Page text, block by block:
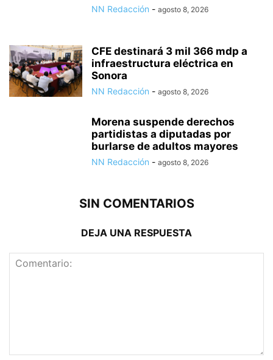
NN Redacción - agosto 8, 2026
CFE destinará 3 mil 366 mdp a
infraestructura eléctrica en
Sonora
NN Redacción - agosto 8, 2026
Morena suspende derechos
partidistas a diputadas por
burlarse de adultos mayores
NN Redacción - agosto 8, 2026
SIN COMENTARIOS
DEJA UNA RESPUESTA